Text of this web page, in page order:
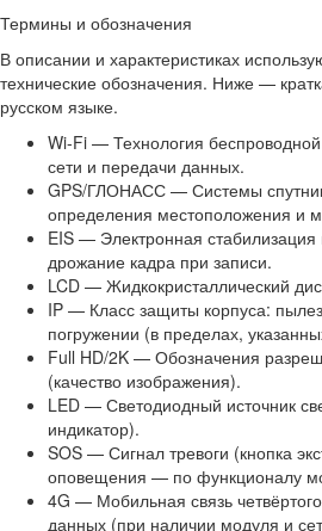
Термины и обозначения
В описании и характеристиках
технические обозначения. Ниже —
русском языке.
Wi-Fi — Технология
сети и передачи данных.
GPS/ГЛОНАСС — Системы
определения местоположения и
EIS — Электронная
дрожание кадра при записи.
LCD — Жидкокристаллический
IP — Класс защиты корпуса:
погружении (в пределах,
Full HD/2K — Обозначения
(качество изображения).
LED — Светодиодный источник
индикатор).
SOS — Сигнал тревоги (кнопка
оповещения — по функционалу
4G — Мобильная связь
данных (при наличии модуля и